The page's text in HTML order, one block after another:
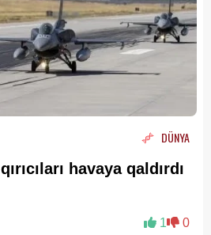
DÜNYA
qırıcıları havaya qaldırdı
1 0